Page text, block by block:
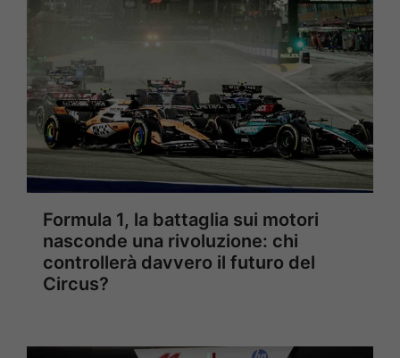
Formula 1, la battaglia sui motori
nasconde una rivoluzione: chi
controllerà davvero il futuro del
Circus?